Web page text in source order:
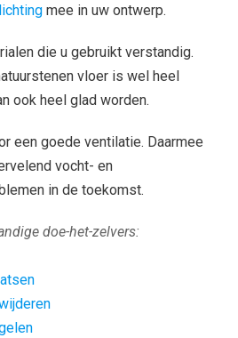
mee in uw ontwerp.
die u gebruikt verstandig.
vloer is wel heel
ook heel glad worden.
een goede ventilatie. Daarmee
vocht- en
in de toekomst.
doe-het-zelvers: